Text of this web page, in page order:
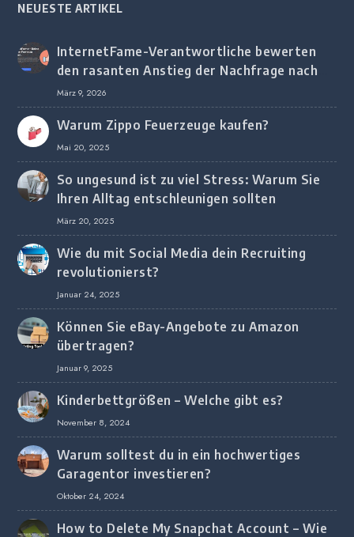
NEUESTE ARTIKEL
InternetFame-Verantwortliche bewerten
den rasanten Anstieg der Nachfrage nach
digitalem Marketing bei deutschen
Unternehmen
März 9, 2026
Warum Zippo Feuerzeuge kaufen?
Mai 20, 2025
So ungesund ist zu viel Stress: Warum Sie
Ihren Alltag entschleunigen sollten
März 20, 2025
Wie du mit Social Media dein Recruiting
revolutionierst?
Januar 24, 2025
Können Sie eBay-Angebote zu Amazon
übertragen?
Januar 9, 2025
Kinderbettgrößen – Welche gibt es?
November 8, 2024
Warum solltest du in ein hochwertiges
Garagentor investieren?
Oktober 24, 2024
How to Delete My Snapchat Account – Wie